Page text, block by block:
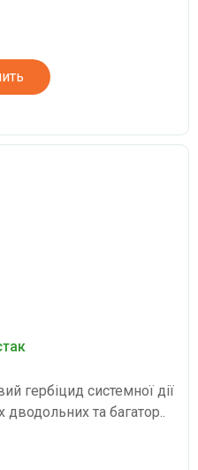
гербіцид системної дії
та багатор..